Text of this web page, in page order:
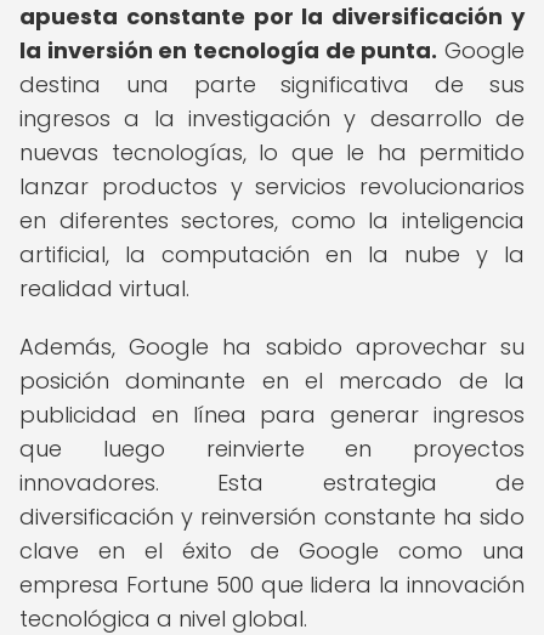
apuesta constante por la diversificación y
la inversión en tecnología de punta. Google
destina una parte significativa de sus
ingresos a la investigación y desarrollo de
nuevas tecnologías, lo que le ha permitido
lanzar productos y servicios revolucionarios
en diferentes sectores, como la inteligencia
artificial, la computación en la nube y la
realidad virtual.
Además, Google ha sabido aprovechar su
posición dominante en el mercado de la
publicidad en línea para generar ingresos
que luego reinvierte en proyectos
innovadores. Esta estrategia de
diversificación y reinversión constante ha sido
clave en el éxito de Google como una
empresa Fortune 500 que lidera la innovación
tecnológica a nivel global.